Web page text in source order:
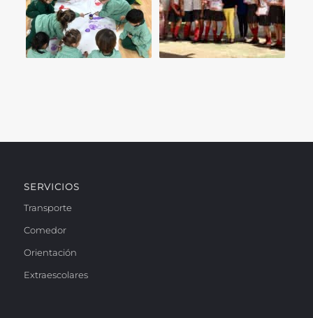
SERVICIOS
Transporte
Comedor
Orientación
Extraescolares